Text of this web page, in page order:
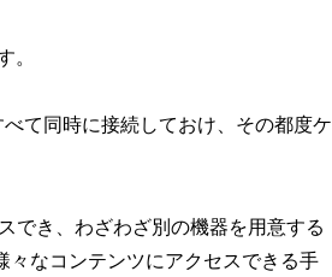
。
て同時に接続しておけ、その都度ケ
でき、わざわざ別の機器を用意する
々なコンテンツにアクセスできる手